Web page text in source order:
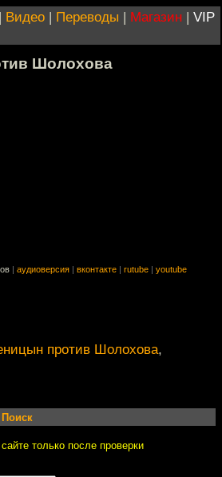
| Видео | Переводы | Магазин | VIP
Шолохова
аудиоверсия вконтакте rutube youtube
против Шолохова,
Поиск
только после проверки